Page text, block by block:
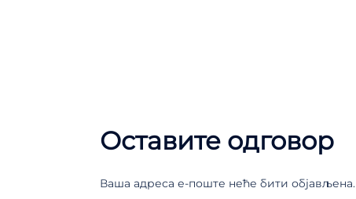
Оставите одговор
Ваша адреса е-поште неће бити објављена.